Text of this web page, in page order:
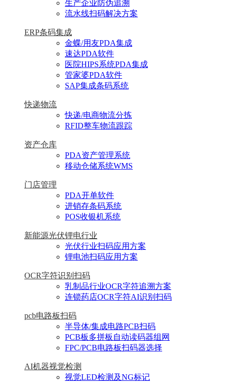
生产企业防伪追溯
流水线扫码解决方案
ERP条码集成
金蝶/用友PDA集成
速达PDA软件
医院HIPS系统PDA集成
管家婆PDA软件
SAP集成条码系统
快递物流
快递/电商物流分拣
RFID整车物流跟踪
资产仓库
PDA资产管理系统
移动仓储系统WMS
门店管理
PDA开单软件
进销存条码系统
POS收银机系统
新能源光伏锂电行业
光伏行业扫码应用方案
锂电池扫码应用方案
OCR字符识别扫码
乳制品行业OCR字符追溯方案
连锁药店OCR字符AI识别扫码
pcb电路板扫码
半导体/集成电路PCB扫码
PCB板多拼板自动读码器组网
FPC/PCB电路板扫码器选择
AI机器视觉检测
视觉LED检测及NG标记